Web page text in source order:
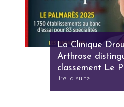
La Clinique
Arthrose
classement Le
lire la suite